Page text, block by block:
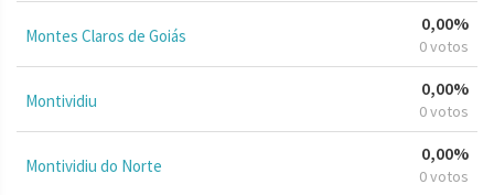
Montes Claros de Goiás
0,00%
0 votos
Montividiu
0,00%
0 votos
Montividiu do Norte
0,00%
0 votos